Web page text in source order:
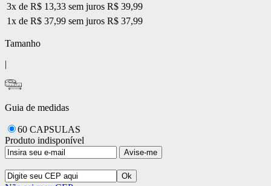
3x de R$ 13,33 sem juros R$ 39,99
1x de R$ 37,99 sem juros R$ 37,99
Tamanho
|
Guia de medidas
60 CAPSULAS
Produto indisponível
Avise-me